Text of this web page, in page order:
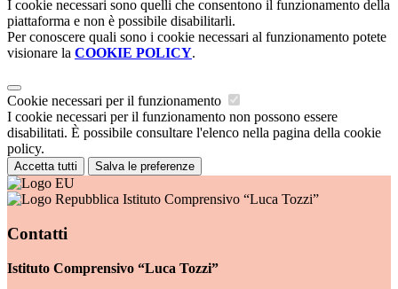
I cookie necessari sono quelli che consentono il funzionamento della
piattaforma e non è possibile disabilitarli.
Per conoscere quali sono i cookie necessari al funzionamento potete
visionare la COOKIE POLICY.
Cookie necessari per il funzionamento
I cookie necessari per il funzionamento non possono essere
disabilitati. È possibile consultare l'elenco nella pagina della cookie
policy.
Accetta tutti Salva le preferenze
Istituto Comprensivo “Luca Tozzi”
Contatti
Istituto Comprensivo “Luca Tozzi”